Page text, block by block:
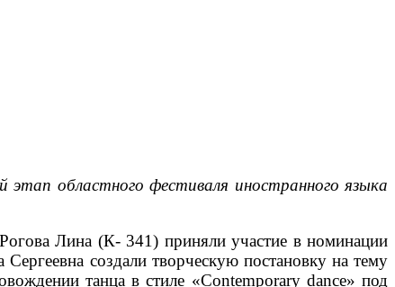
этап областного фестиваля иностранного языка
Лина (К- 341) приняли участие в номинации
создали творческую постановку на тему
танца в стиле «Contemporary dance» под